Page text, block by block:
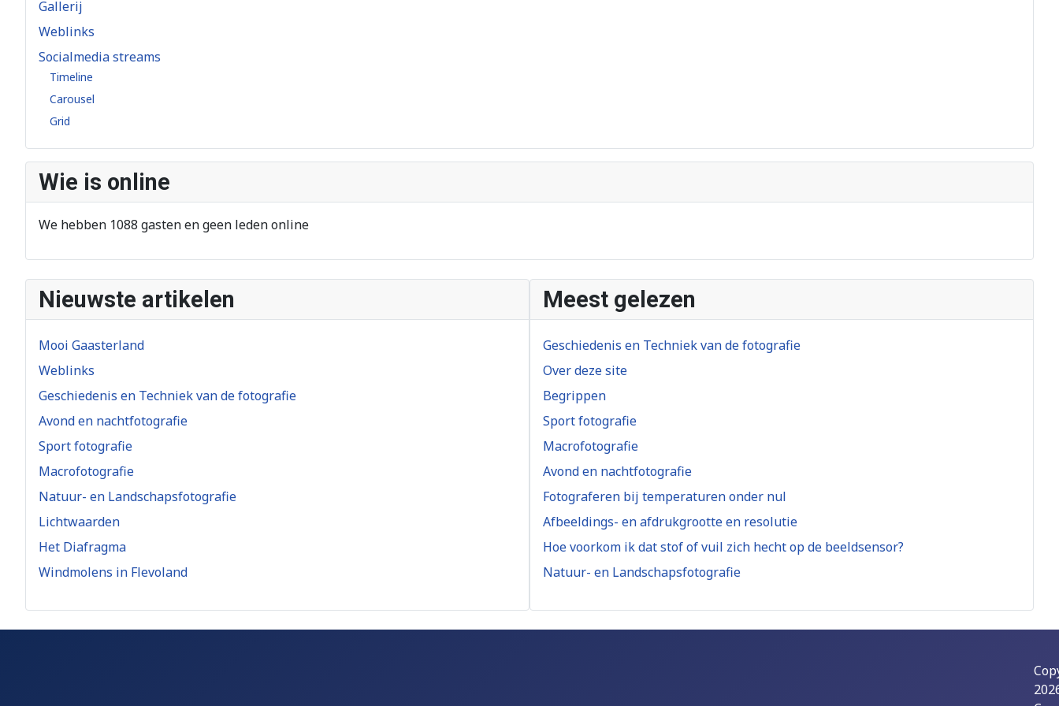
Gallerij
Weblinks
Socialmedia streams
Timeline
Carousel
Grid
Wie is online
We hebben 1088 gasten en geen leden online
Nieuwste artikelen
Mooi Gaasterland
Weblinks
Geschiedenis en Techniek van de fotografie
Avond en nachtfotografie
Sport fotografie
Macrofotografie
Natuur- en Landschapsfotografie
Lichtwaarden
Het Diafragma
Windmolens in Flevoland
Meest gelezen
Geschiedenis en Techniek van de fotografie
Over deze site
Begrippen
Sport fotografie
Macrofotografie
Avond en nachtfotografie
Fotograferen bij temperaturen onder nul
Afbeeldings- en afdrukgrootte en resolutie
Hoe voorkom ik dat stof of vuil zich hecht op de beeldsensor?
Natuur- en Landschapsfotografie